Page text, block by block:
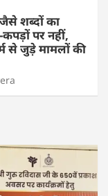
शब्दों का
पर नहीं,
से जुड़े मामलों की